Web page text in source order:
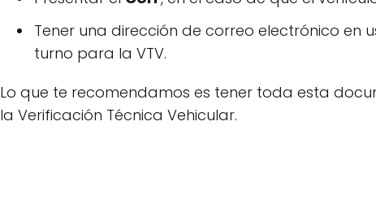
Tener una dirección de correo electrónico en
turno para la VTV.
Lo que te recomendamos es tener toda esta
la Verificación Técnica Vehicular.